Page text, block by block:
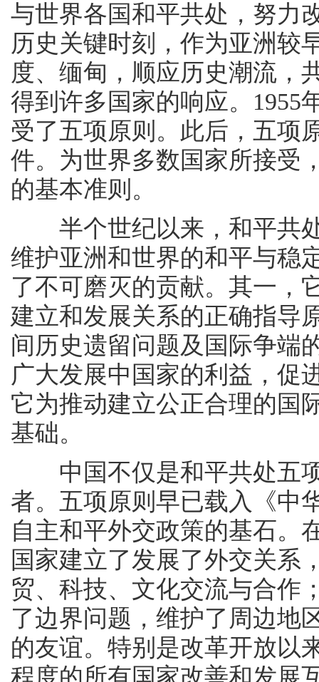
与世界各国和平共处，努力
历史关键时刻，作为亚洲
度、缅甸，顺应历史潮流，
得到许多国家的响应。1955
受了五项原则。此后，五项
件。为世界多数国家所接受
的基本准则。
半个世纪以来，和平共处
维护亚洲和世界的和平与稳
了不可磨灭的贡献。其一，
建立和发展关系的正确指导
间历史遗留问题及国际争端
广大发展中国家的利益，促
它为推动建立公正合理的国
基础。
中国不仅是和平共处五项
者。五项原则早已载入《中
自主和平外交政策的基石。
国家建立了发展了外交关系
贸、科技、文化交流与合作
了边界问题，维护了周边地
的友谊。特别是改革开放以
程度的所有国家改善和发展